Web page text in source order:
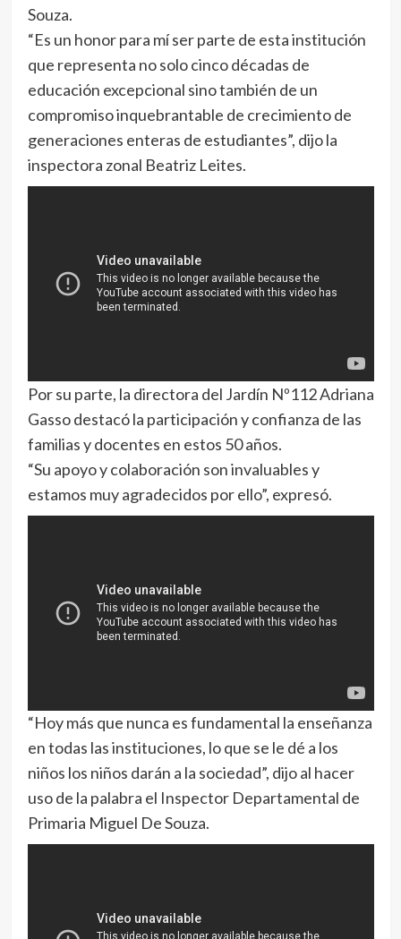
Souza.
“Es un honor para mí ser parte de esta institución
que representa no solo cinco décadas de
educación excepcional sino también de un
compromiso inquebrantable de crecimiento de
generaciones enteras de estudiantes”, dijo la
inspectora zonal Beatriz Leites.
Por su parte, la directora del Jardín Nº112 Adriana
Gasso destacó la participación y confianza de las
familias y docentes en estos 50 años.
“Su apoyo y colaboración son invaluables y
estamos muy agradecidos por ello”, expresó.
“Hoy más que nunca es fundamental la enseñanza
en todas las instituciones, lo que se le dé a los
niños los niños darán a la sociedad”, dijo al hacer
uso de la palabra el Inspector Departamental de
Primaria Miguel De Souza.